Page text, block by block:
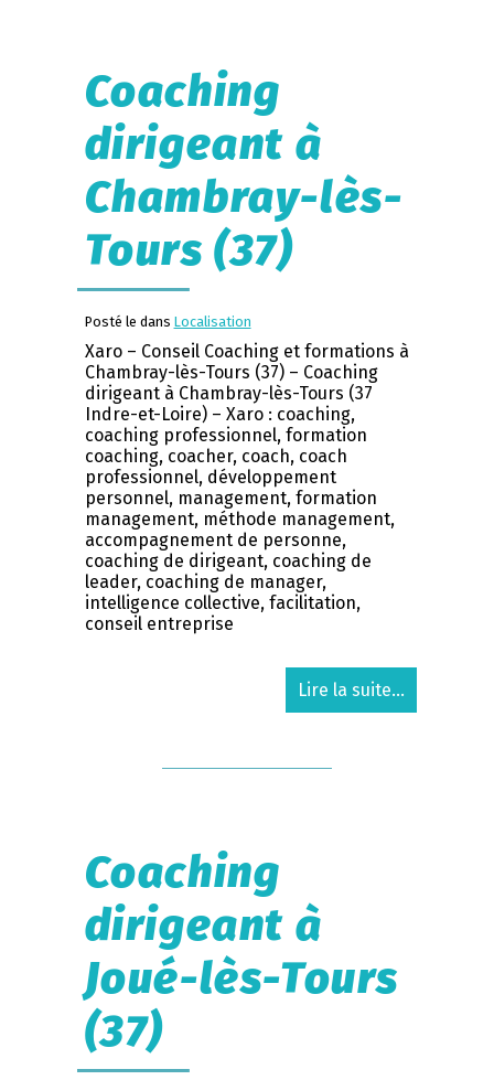
Coaching
dirigeant à
Chambray-lès-
Tours (37)
Posté le dans Localisation
Xaro – Conseil Coaching et formations à
Chambray-lès-Tours (37) – Coaching
dirigeant à Chambray-lès-Tours (37
Indre-et-Loire) – Xaro : coaching,
coaching professionnel, formation
coaching, coacher, coach, coach
professionnel, développement
personnel, management, formation
management, méthode management,
accompagnement de personne,
coaching de dirigeant, coaching de
leader, coaching de manager,
intelligence collective, facilitation,
conseil entreprise
Lire la suite...
Coaching
dirigeant à
Joué-lès-Tours
(37)